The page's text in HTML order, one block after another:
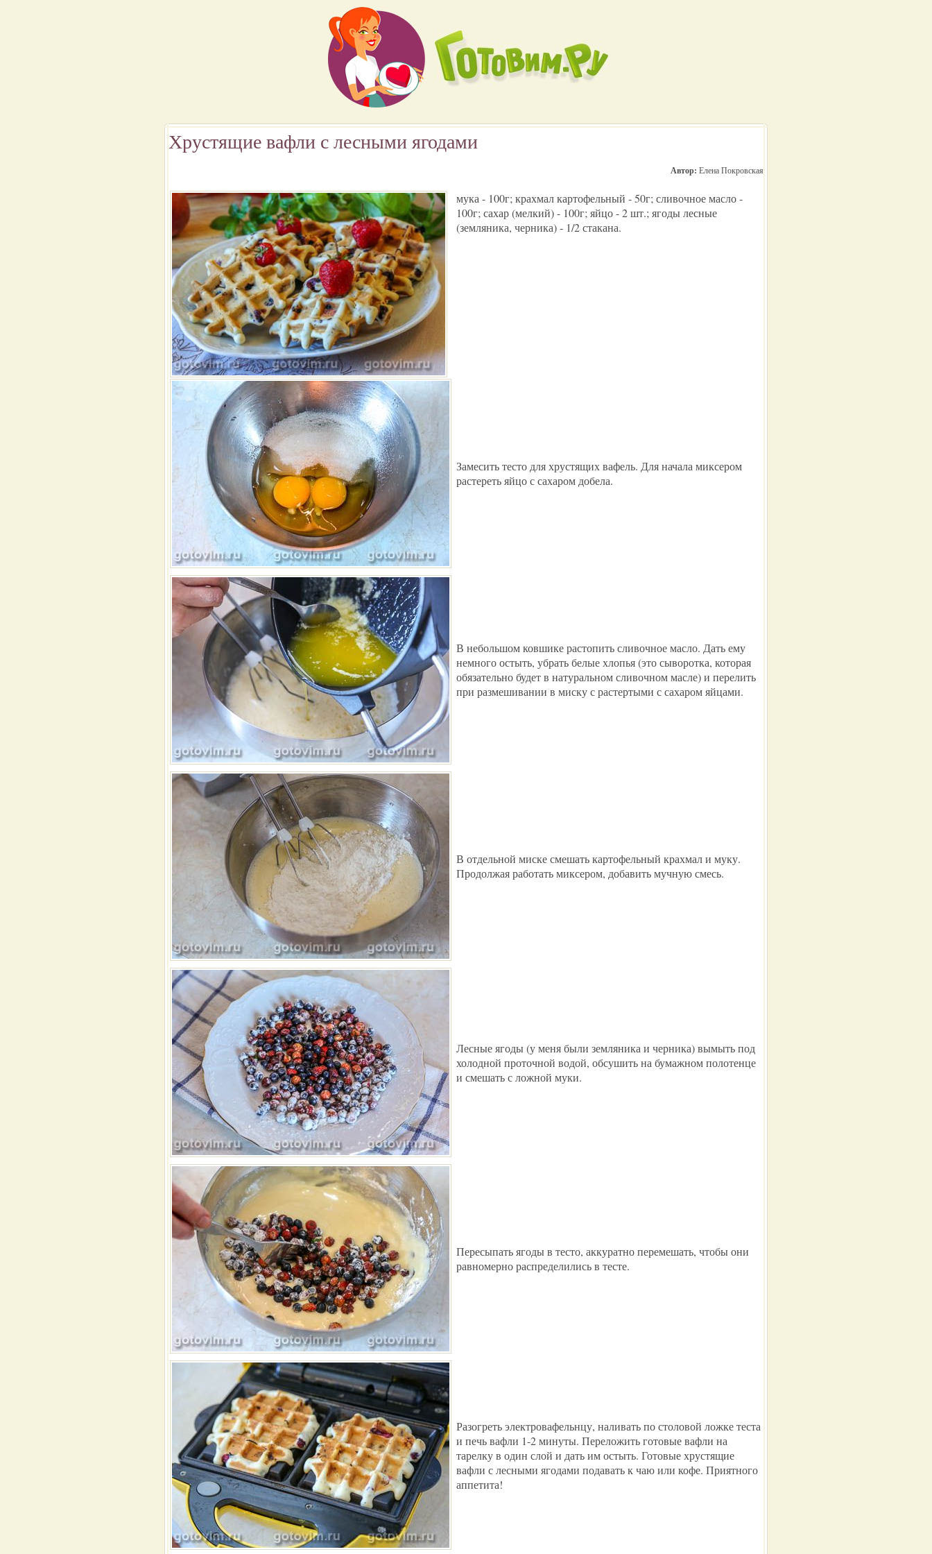
Хрустящие вафли с лесными ягодами
Автор: Елена Покровская
мука - 100г; крахмал картофельный - 50г; сливочное масло -
100г; сахар (мелкий) - 100г; яйцо - 2 шт.; ягоды лесные
(земляника, черника) - 1/2 стакана.
Замесить тесто для хрустящих вафель. Для начала миксером
растереть яйцо с сахаром добела.
В небольшом ковшике растопить сливочное масло. Дать ему
немного остыть, убрать белые хлопья (это сыворотка, которая
обязательно будет в натуральном сливочном масле) и перелить
при размешивании в миску с растертыми с сахаром яйцами.
В отдельной миске смешать картофельный крахмал и муку.
Продолжая работать миксером, добавить мучную смесь.
Лесные ягоды (у меня были земляника и черника) вымыть под
холодной проточной водой, обсушить на бумажном полотенце
и смешать с ложной муки.
Пересыпать ягоды в тесто, аккуратно перемешать, чтобы они
равномерно распределились в тесте.
Разогреть электровафельнцу, наливать по столовой ложке теста
и печь вафли 1-2 минуты. Переложить готовые вафли на
тарелку в один слой и дать им остыть. Готовые хрустящие
вафли с лесными ягодами подавать к чаю или кофе. Приятного
аппетита!